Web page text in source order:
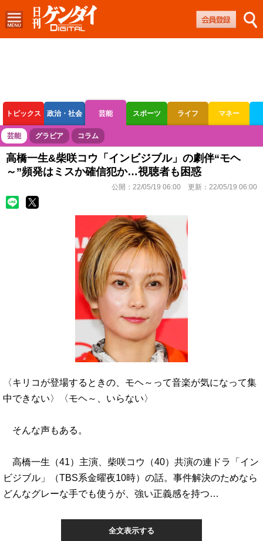
トピックス 政治・社会 芸能 スポーツ ライフ マネー
ボートレース 競輪 オートレース
芸能 グラビア コラム
高橋一生&柴咲コウ「インビジブル」の劇伴“モヘ
～”頻発はミスか確信犯か…視聴者も困惑
公開： 22/05/19 06:00 更新： 22/05/19 06:00
〈キリコが登場するときの、モヘ～って音楽が気になって集
中できない〉〈モヘ～、いらない〉
そんな声もある。
高橋一生（41）主演、柴咲コウ（40）共演の連ドラ「イン
ビジブル」（TBS系金曜夜10時）の話。事件解決のためなら
どんなグレーな手でも使うが、強い正義感を持つ…
全文表示する